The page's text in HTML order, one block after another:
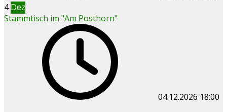
4 Dez
Stammtisch im "Am Posthorn"
04.12.2026 18:00